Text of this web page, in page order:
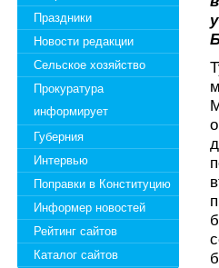
Праздники
Новости редакции
Сельское хозяйство
Прокуратура
информирует
Губерния
Интервью
Поправки в Конституцию
Информер новостей
Рейтинг сайтов
Каталог сайтов